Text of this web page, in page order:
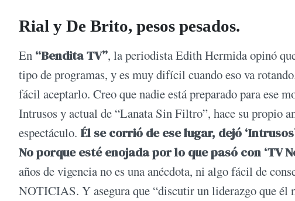
Rial y De Brito, pesos pesados.
En “Bendita TV”, la periodista Edith Hermida opinó
tipo de programas, y es muy difícil cuando eso va
fácil aceptarlo. Creo que nadie está preparado para ese
Intrusos y actual de “Lanata Sin Filtro”, hace su propio
espectáculo. Él se corrió de ese lugar, dejó
No porque esté enojada por lo que pasó con ‘TV
años de vigencia no es una anécdota, ni algo fácil de
NOTICIAS. Y asegura que “discutir un liderazgo que él